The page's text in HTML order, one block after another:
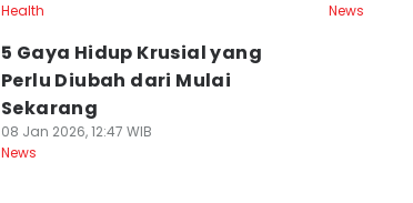
Health
News
5 Gaya Hidup Krusial yang
Perlu Diubah dari Mulai
Sekarang
08 Jan 2026, 12:47 WIB
News